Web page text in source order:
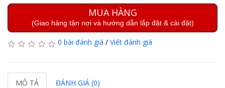
MUA HÀNG
(Giao hàng tận nơi và hướng dẫn lắp đặt & cài đặt)
0 bài đánh giá / Viết đánh giá
MÔ TẢ ĐÁNH GIÁ (0)